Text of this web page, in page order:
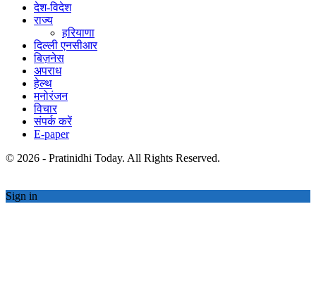
देश-विदेश
राज्य
हरियाणा
दिल्ली एनसीआर
बिज़नेस
अपराध
हेल्थ
मनोरंजन
विचार
संपर्क करें
E-paper
© 2026 - Pratinidhi Today. All Rights Reserved.
Sign in